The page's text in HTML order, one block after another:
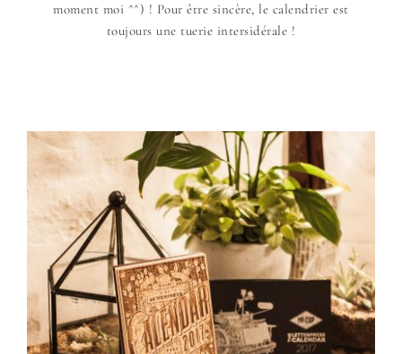
moment moi ^^) ! Pour être sincère, le calendrier est
toujours une tuerie intersidérale !